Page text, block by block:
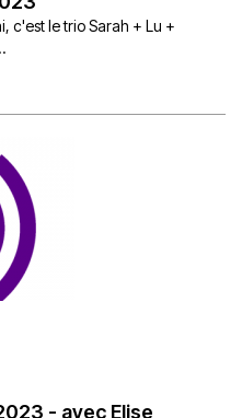
c'est le trio Sarah + Lu +
- avec Elise